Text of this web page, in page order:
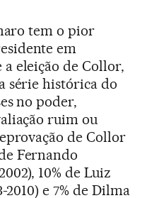
tem o pior
em
eleição de Collor,
série histórica do
no poder,
ruim ou
de Collor
Fernando
10% de Luiz
e 7% de Dilma